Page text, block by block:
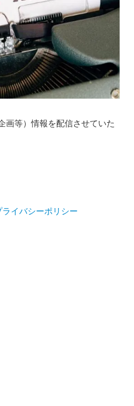
画等）情報を配信させていた
ライバシーポリシー